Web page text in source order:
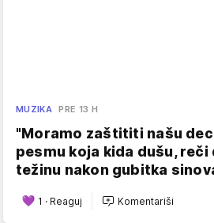
MUZIKA PRE 13 H
"Moramo zaštititi našu
pesmu koja kida dušu, reči
težinu nakon gubitka
1 · Reaguj Komentariši